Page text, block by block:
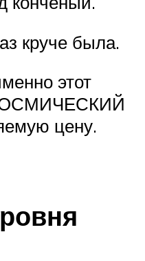
круче была.
этот
цену.